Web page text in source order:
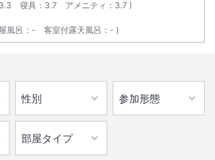
3.3 寝具 ： 3.7 アメニティ ： 3.7
風呂 ： - 客室付露天風呂 ： -